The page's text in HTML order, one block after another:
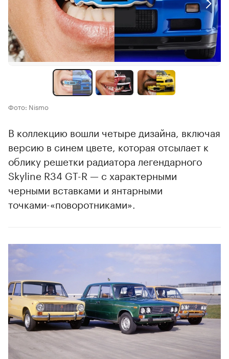
Фото: Nismo
В коллекцию вошли четыре дизайна, включая
версию в синем цвете, которая отсылает к
облику решетки радиатора легендарного
Skyline R34 GT-R — с характерными
черными вставками и янтарными
точками-«поворотниками».